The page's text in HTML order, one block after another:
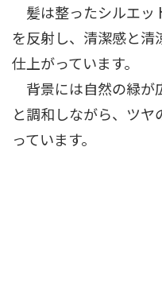
髪は整ったシルエッ
を反射し、清潔感と清
仕上がっています。
背景には自然の緑が
と調和しながら、ツ
っています。